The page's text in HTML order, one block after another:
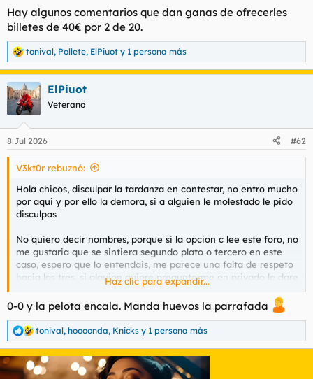
Hay algunos comentarios que dan ganas de ofrecerles
billetes de 40€ por 2 de 20.
R
e
a
c
c
i
e
s
tonival, Pollete, ElPiuot y 1 persona más
ElPiuot
Veterano
8 Jul 2026 #62
V3kt0r rebuznó:
Hola chicos, disculpar la tardanza en contestar, no entro mucho
por aqui y por ello la demora, si a alguien le molestado le pido
disculpas
No quiero decir nombres, porque si la opcion c lee este foro, no
me gustaria que se sintiera segundo plato o tercero en este
caso, espero que lo entendais, me parece una falta de respeto
hacia las tres, si alguien quiere preguntarme en privado le dare
informacion de quienes son y como fue la experiancia
Se trata de una brasileña, conocida y con muy buenos
comentarios, en cuanto a la opcion B, le vere en algun
momento, mi condicion economica no me permite ir todas las
semanas, asi que debo acertar si o si en mis salidas, por eso lo
de la pregunta en ningun momento quise haceros perder el
Haz clic para expandir...
0-0 y la pelota encala. Manda huevos la parrafada
R
e
a
c
tonival, hoooonda, Knicks y 1 persona más